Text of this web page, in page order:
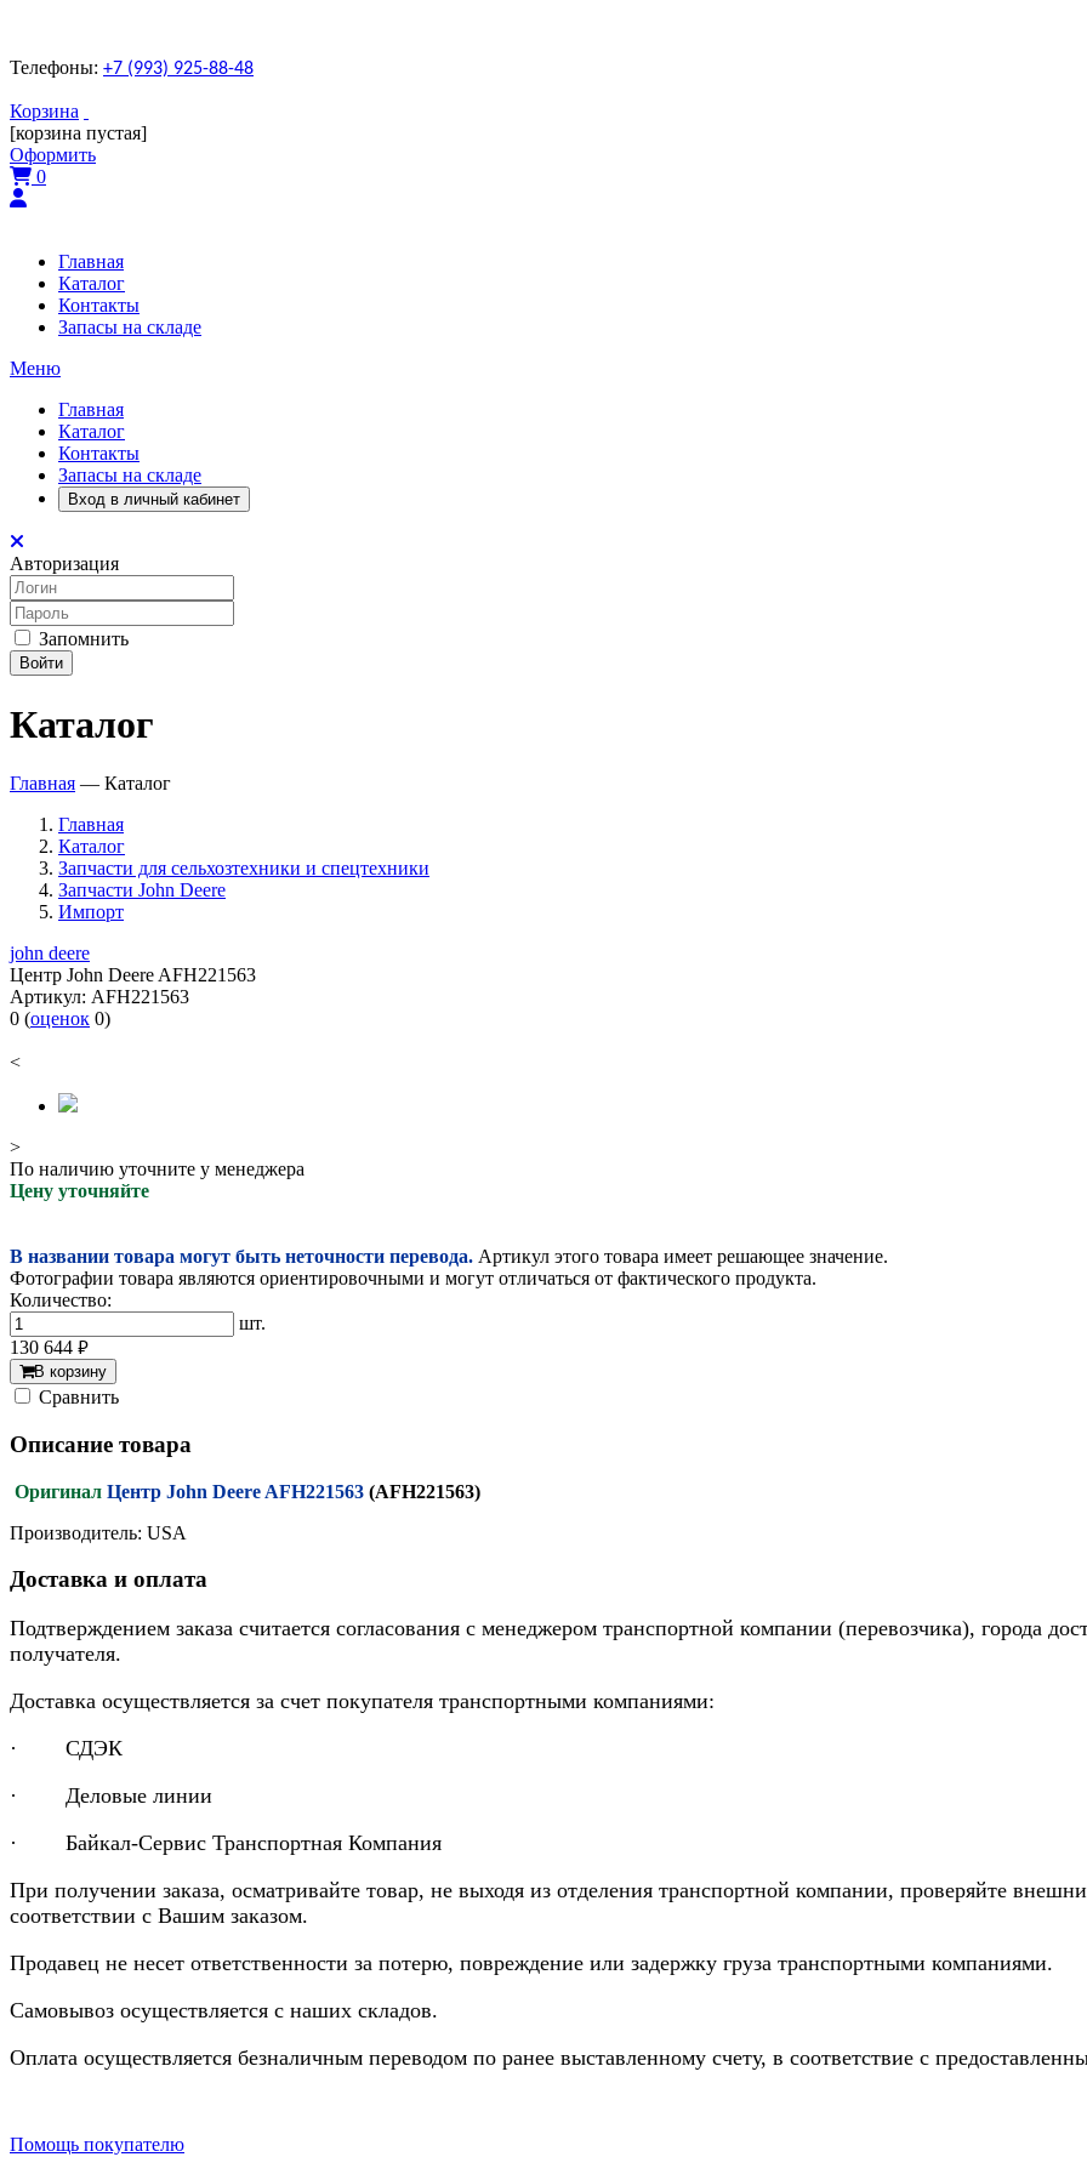
Телефоны: +7 (993) 925-88-48
Корзина
[корзина пустая]
Оформить
0
Главная
Каталог
Контакты
Запасы на складе
Меню
Главная
Каталог
Контакты
Запасы на складе
Вход в личный кабинет
Авторизация
Запомнить
Войти
Каталог
Главная — Каталог
Главная
Каталог
Запчасти для сельхозтехники и спецтехники
Запчасти John Deere
Импорт
john deere
Центр John Deere AFH221563
Артикул: AFH221563
0 (оценок 0)
<
>
По наличию уточните у менеджера
Цену уточняйте
В названии товара могут быть неточности перевода. Артикул этого товара имеет решающее значение.
Фотографии товара являются ориентировочными и могут отличаться от фактического продукта.
Количество:
шт.
130 644 руб.
В корзину
Cравнить
Описание товара
Оригинал Центр John Deere AFH221563 (AFH221563)
Производитель: USA
Доставка и оплата
Подтверждением заказа считается согласования с менеджером транспортной компании (перевозчика), города
получателя.
Доставка осуществляется за счет покупателя транспортными компаниями:
· СДЭК
· Деловые линии
· Байкал-Сервис Транспортная Компания
При получении заказа, осматривайте товар, не выходя из отделения транспортной компании, проверяйте
соответствии с Вашим заказом.
Продавец не несет ответственности за потерю, повреждение или задержку груза транспортными компаниями.
Самовывоз осуществляется с наших складов.
Оплата осуществляется безналичным переводом по ранее выставленному счету, в соответствие с
Помощь покупателю